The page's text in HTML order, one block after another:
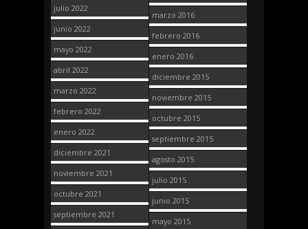
julio 2022
junio 2022
mayo 2022
abril 2022
marzo 2022
febrero 2022
enero 2022
diciembre 2021
noviembre 2021
octubre 2021
septiembre 2021
marzo 2016
febrero 2016
enero 2016
diciembre 2015
noviembre 2015
octubre 2015
septiembre 2015
agosto 2015
julio 2015
junio 2015
mayo 2015